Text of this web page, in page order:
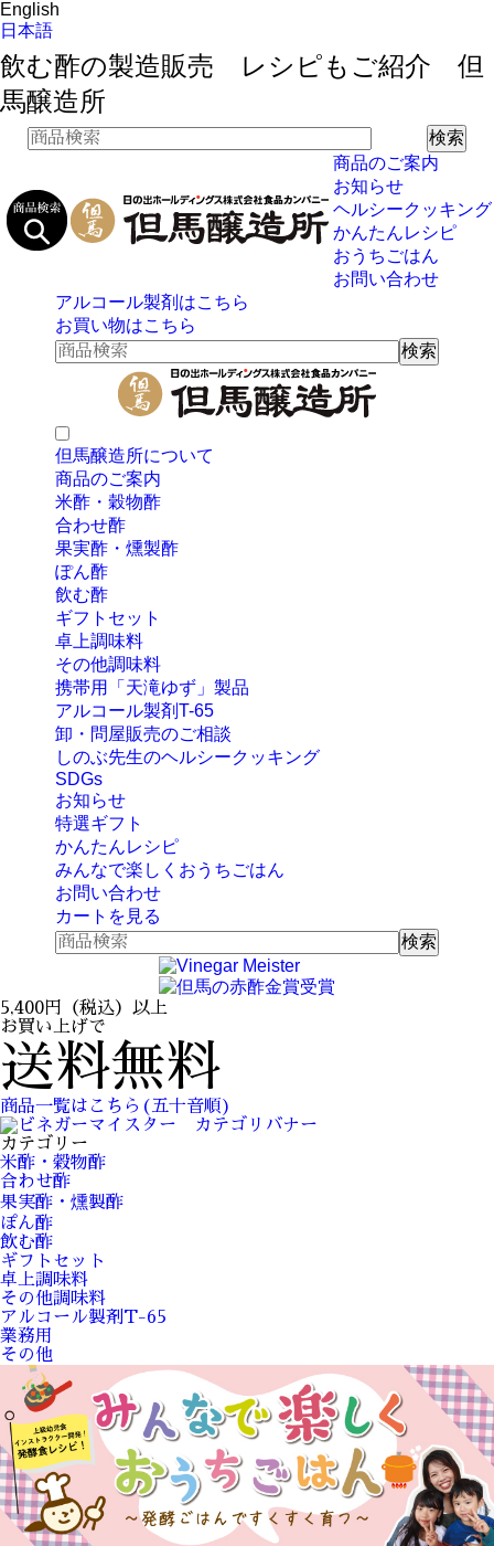
English
日本語
飲む酢の製造販売 レシピもご紹介 但
馬醸造所
商品のご案内
お知らせ
ヘルシークッキング
かんたんレシピ
おうちごはん
お問い合わせ
アルコール製剤はこちら
お買い物はこちら
但馬醸造所について
商品のご案内
米酢・穀物酢
合わせ酢
果実酢・燻製酢
ぽん酢
飲む酢
ギフトセット
卓上調味料
その他調味料
携帯用「天滝ゆず」製品
アルコール製剤T-65
卸・問屋販売のご相談
しのぶ先生のヘルシークッキング
SDGs
お知らせ
特選ギフト
かんたんレシピ
みんなで楽しくおうちごはん
お問い合わせ
カートを見る
5,400円（税込）以上
お買い上げで
送料無料
商品一覧はこちら(五十音順)
カテゴリー
米酢・穀物酢
合わせ酢
果実酢・燻製酢
ぽん酢
飲む酢
ギフトセット
卓上調味料
その他調味料
アルコール製剤T-65
業務用
その他